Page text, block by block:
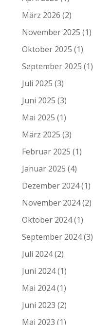
März 2026 (2)
November 2025 (1)
Oktober 2025 (1)
September 2025 (1)
Juli 2025 (3)
Juni 2025 (3)
Mai 2025 (1)
März 2025 (3)
Februar 2025 (1)
Januar 2025 (4)
Dezember 2024(1)
November 2024(2)
Oktober 2024(1)
September 2024(3)
Juli 2024(2)
Juni 2024(1)
Mai 2024(1)
Juni 2023 (2)
Mai 2023 (1)